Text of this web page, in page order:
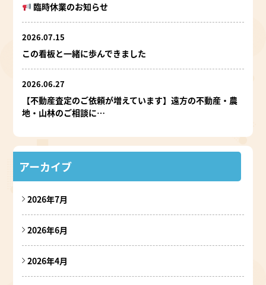
臨時休業のお知らせ
2026.07.15
この看板と一緒に歩んできました
2026.06.27
【不動産査定のご依頼が増えています】遠方の不動産・農
地・山林のご相談に…
アーカイブ
2026年7月
2026年6月
2026年4月